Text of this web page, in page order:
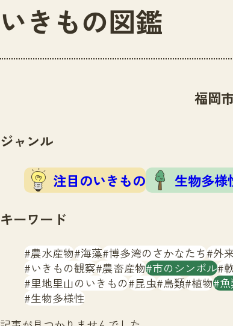
いきもの図鑑
福岡
ジャンル
注目のいきもの 生物多様
キーワード
農水産物 海藻 博多湾のさかなたち 外
いきもの観察 農畜産物 市のシンボル
里地里山のいきもの 昆虫 鳥類 植物
生物多様性